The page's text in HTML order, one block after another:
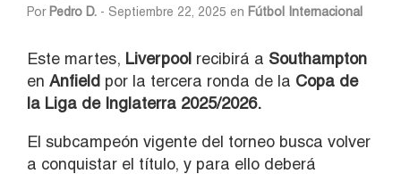
Por Pedro D. - Septiembre 22, 2025 en Fútbol Internacional
Este martes, Liverpool recibirá a Southampton
en Anfield por la tercera ronda de la Copa de
la Liga de Inglaterra 2025/2026.
El subcampeón vigente del torneo busca volver
a conquistar el título, y para ello deberá